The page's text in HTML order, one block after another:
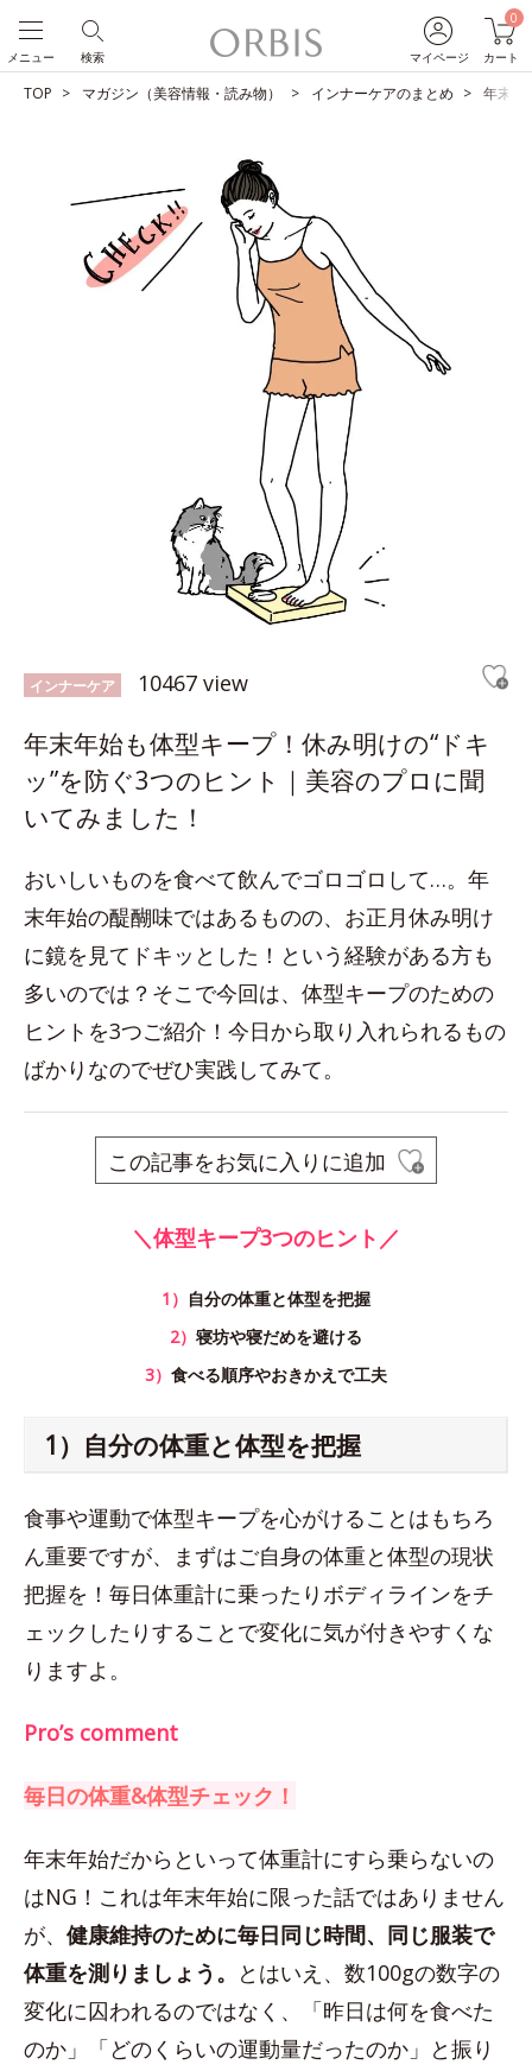
マイページ
0
カート
検索
メニュー
TOP マガジン（美容情報・読み物） インナーケアのまとめ 年末年
インナーケア 10467 view
年末年始も体型キープ！休み明けの“ドキ
ッ”を防ぐ3つのヒント｜美容のプロに聞
いてみました！
おいしいものを食べて飲んでゴロゴロして…。年
末年始の醍醐味ではあるものの、お正月休み明け
に鏡を見てドキッとした！という経験がある方も
多いのでは？そこで今回は、体型キープのための
ヒントを3つご紹介！今日から取り入れられるもの
ばかりなのでぜひ実践してみて。
この記事をお気に入りに追加
＼体型キープ3つのヒント／
1） 自分の体重と体型を把握
2） 寝坊や寝だめを避ける
3） 食べる順序やおきかえで工夫
1）自分の体重と体型を把握
食事や運動で体型キープを心がけることはもちろ
ん重要ですが、まずはご自身の体重と体型の現状
把握を！毎日体重計に乗ったりボディラインをチ
ェックしたりすることで変化に気が付きやすくな
りますよ。
Pro’s comment
毎日の体重&体型チェック！
年末年始だからといって体重計にすら乗らないの
はNG！これは年末年始に限った話ではありません
が、 健康維持のために毎日同じ時間、同じ服装で
体重を測りましょう。 とはいえ、数100gの数字の
変化に囚われるのではなく、「昨日は何を食べた
のか」「どのくらいの運動量だったのか」と振り